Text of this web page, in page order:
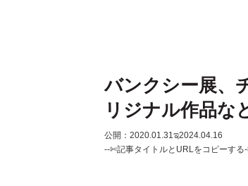
バンクシー展、
リジナル作品な
公開：2020.01.31 ಇ2024.04.16
--✄記事タイトルとURLをコピーす